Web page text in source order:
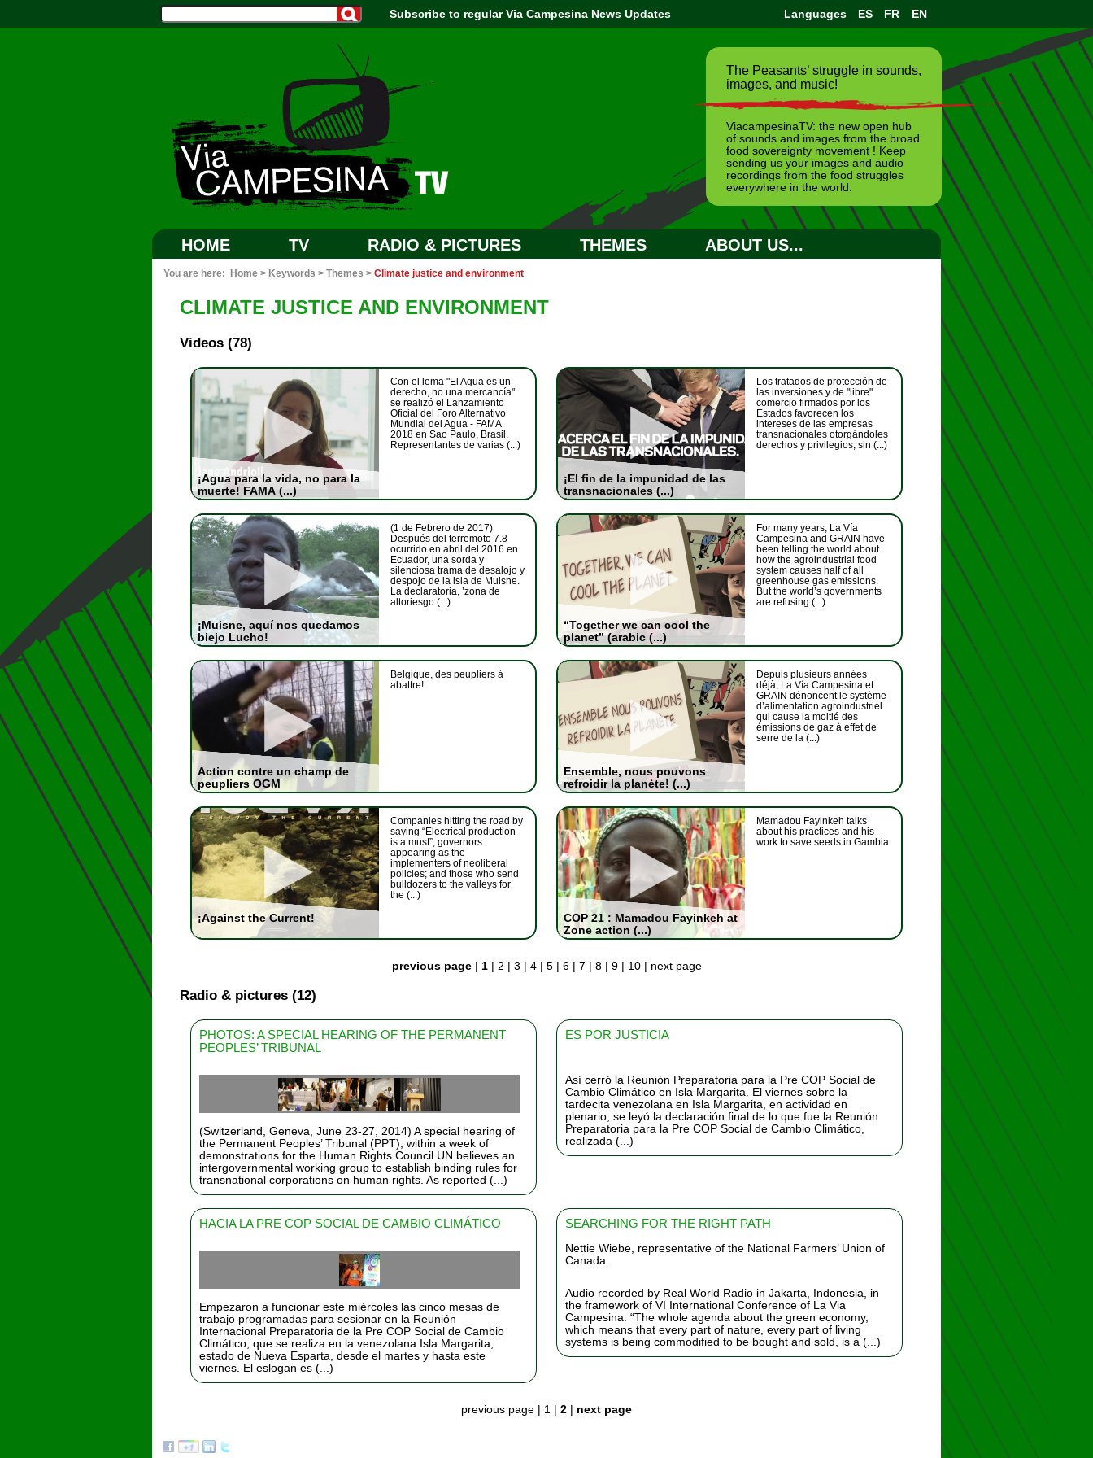
Subscribe to regular Via Campesina News Updates Languages ES FR EN
The Peasants’ struggle in sounds,
images, and music!
ViacampesinaTV: the new open hub
of sounds and images from the broad
food sovereignty movement ! Keep
sending us your images and audio
recordings from the food struggles
everywhere in the world.
HOME TV RADIO & PICTURES THEMES ABOUT US...
You are here: Home > Keywords > Themes > Climate justice and environment
CLIMATE JUSTICE AND ENVIRONMENT
Videos (78)
¡Agua para la vida, no para la
muerte! FAMA (...)
Con el lema "El Agua es un
derecho, no una mercancía"
se realizó el Lanzamiento
Oficial del Foro Alternativo
Mundial del Agua - FAMA
2018 en Sao Paulo, Brasil.
Representantes de varias (...)
¡El fin de la impunidad de las
transnacionales (...)
Los tratados de protección de
las inversiones y de "libre"
comercio firmados por los
Estados favorecen los
intereses de las empresas
transnacionales otorgándoles
derechos y privilegios, sin (...)
¡Muisne, aquí nos quedamos
biejo Lucho!
(1 de Febrero de 2017)
Después del terremoto 7.8
ocurrido en abril del 2016 en
Ecuador, una sorda y
silenciosa trama de desalojo y
despojo de la isla de Muisne.
La declaratoria, ’zona de
altoriesgo (...)
“Together we can cool the
planet” (arabic (...)
For many years, La Vía
Campesina and GRAIN have
been telling the world about
how the agroindustrial food
system causes half of all
greenhouse gas emissions.
But the world’s governments
are refusing (...)
Action contre un champ de
peupliers OGM
Belgique, des peupliers à
abattre!
Ensemble, nous pouvons
refroidir la planète! (...)
Depuis plusieurs années
déjà, La Vía Campesina et
GRAIN dénoncent le système
d’alimentation agroindustriel
qui cause la moitié des
émissions de gaz à effet de
serre de la (...)
¡Against the Current!
Companies hitting the road by
saying “Electrical production
is a must”; governors
appearing as the
implementers of neoliberal
policies; and those who send
bulldozers to the valleys for
the (...)
COP 21 : Mamadou Fayinkeh at
Zone action (...)
Mamadou Fayinkeh talks
about his practices and his
work to save seeds in Gambia
previous page| 1| 2 | 3 | 4| 5| 6| 7 | 8| 9| 10| next page
Radio & pictures (12)
PHOTOS: A SPECIAL HEARING OF THE PERMANENT
PEOPLES’ TRIBUNAL
(Switzerland, Geneva, June 23-27, 2014) A special hearing of
the Permanent Peoples’ Tribunal (PPT), within a week of
demonstrations for the Human Rights Council UN believes an
intergovernmental working group to establish binding rules for
transnational corporations on human rights. As reported (...)
ES POR JUSTICIA
Así cerró la Reunión Preparatoria para la Pre COP Social de
Cambio Climático en Isla Margarita. El viernes sobre la
tardecita venezolana en Isla Margarita, en actividad en
plenario, se leyó la declaración final de lo que fue la Reunión
Preparatoria para la Pre COP Social de Cambio Climático,
realizada (...)
HACIA LA PRE COP SOCIAL DE CAMBIO CLIMÁTICO
Empezaron a funcionar este miércoles las cinco mesas de
trabajo programadas para sesionar en la Reunión
Internacional Preparatoria de la Pre COP Social de Cambio
Climático, que se realiza en la venezolana Isla Margarita,
estado de Nueva Esparta, desde el martes y hasta este
viernes. El eslogan es (...)
SEARCHING FOR THE RIGHT PATH
Nettie Wiebe, representative of the National Farmers’ Union of
Canada
Audio recorded by Real World Radio in Jakarta, Indonesia, in
the framework of VI International Conference of La Via
Campesina. “The whole agenda about the green economy,
which means that every part of nature, every part of living
systems is being commodified to be bought and sold, is a (...)
previous page | 1 | 2 | next page